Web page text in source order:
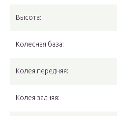
Высота:
Колесная база:
Колея передняя:
Колея задняя: